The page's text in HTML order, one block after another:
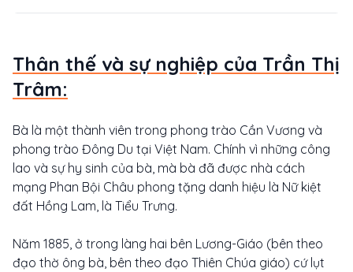
Thân thế và sự nghiệp của Trần Thị
Trâm:
Bà là một thành viên trong phong trào Cần Vương và
phong trào Đông Du tại Việt Nam. Chính vì những công
lao và sự hy sinh của bà, mà bà đã được nhà cách
mạng Phan Bội Châu phong tặng danh hiệu là Nữ kiệt
đất Hồng Lam, là Tiểu Trưng.
Năm 1885, ở trong làng hai bên Lương-Giáo (bên theo
đạo thờ ông bà, bên theo đạo Thiên Chúa giáo) cứ lụt